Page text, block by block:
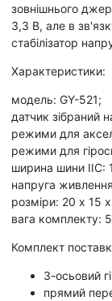
зовнішнього
3,3 В, але в
стабілізатор
Характеристики:
модель: GY-521;
датчик зібраний
режими для
режими для
ширина шини IIC:
напруга
розміри: 20 х 15
вага комплекту: 5
Комплект
3-осьовий
прямий